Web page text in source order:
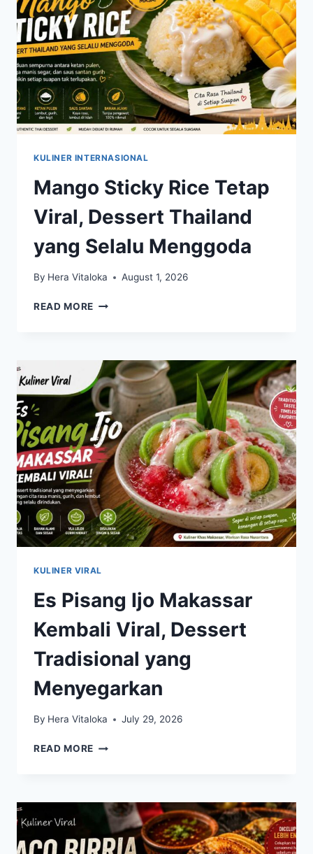
PECINTA
KULINER
KULINER INTERNASIONAL
Mango Sticky Rice Tetap
Viral, Dessert Thailand
yang Selalu Menggoda
By Hera Vitaloka August 1, 2026
READ MORE MANGO
VIRAL,
DESSERT
THAILAND
YANG
SELALU
MENGGODA
KULINER VIRAL
Es Pisang Ijo Makassar
Kembali Viral, Dessert
Tradisional yang
Menyegarkan
By Hera Vitaloka July 29, 2026
READ MORE ES
KEMBALI
VIRAL,
DESSERT
TRADISIONAL